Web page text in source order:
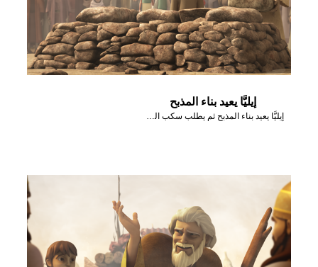
إيليَّا يعيد بناء المذبح
إيليَّا يعيد بناء المذبح ثم يطلب سكب الماء عليه